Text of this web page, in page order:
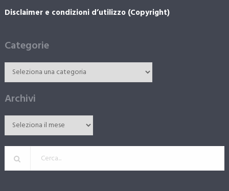
Disclaimer e condizioni d’utilizzo (Copyright)
Categorie
Archivi